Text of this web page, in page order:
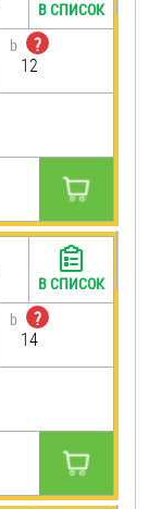
b
?
12
В СПИСОК
b
?
14
В СПИСОК